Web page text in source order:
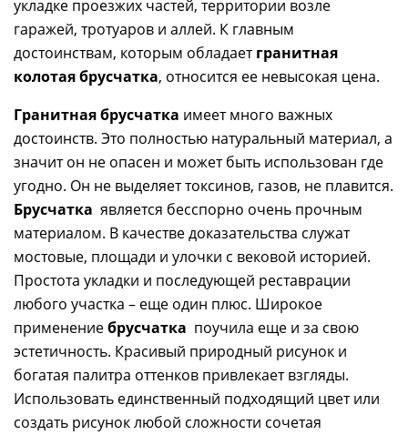
укладке проезжих частей, территории возле
гаражей, тротуаров и аллей. К главным
достоинствам, которым обладаетгранитная
колотая брусчатка, относится ее невысокая цена.
Гранитная брусчатка имеет много важных
достоинств. Это полностью натуральный материал, а
значит он не опасен и может быть использован где
угодно. Он не выделяет токсинов, газов, не плавится.
Брусчатка является бесспорно очень прочным
материалом. В качестве доказательства служат
мостовые, площади и улочки с вековой историей.
Простота укладки и последующей реставрации
любого участка – еще один плюс. Широкое
применениебрусчатка поучила еще и за свою
эстетичность. Красивый природный рисунок и
богатая палитра оттенков привлекает взгляды.
Использовать единственный подходящий цвет или
создать рисунок любой сложности сочетая